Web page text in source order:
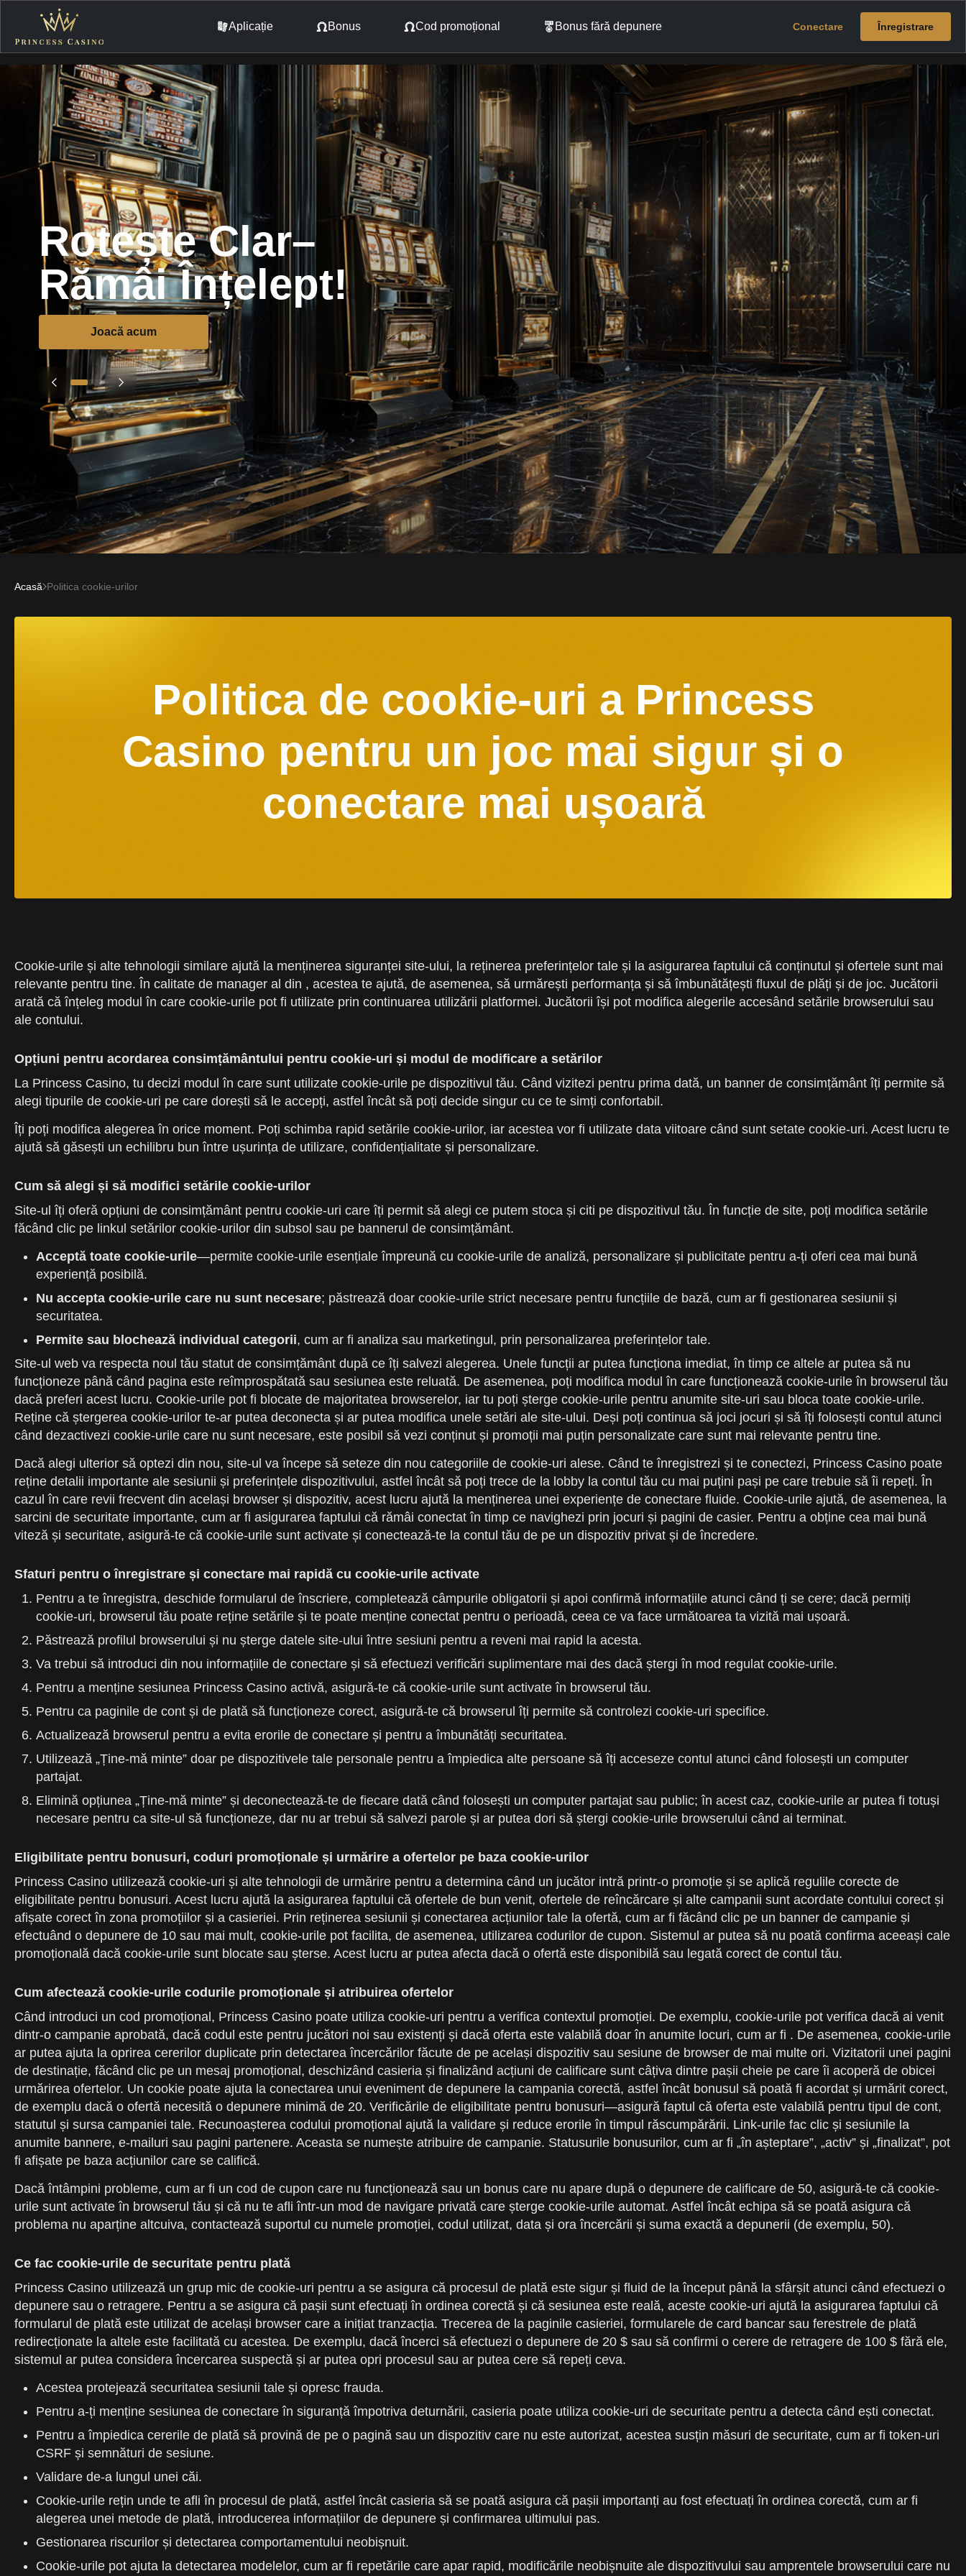
Aplicație Bonus Cod promoțional Bonus fără depunere Conectare Înregistrare
Rotește Clar–
Rămâi Înțelept!
Joacă acum
Acasă Politica cookie-urilor
Politica de cookie-uri a Princess
Casino pentru un joc mai sigur și o
conectare mai ușoară
Cookie-urile și alte tehnologii similare ajută la menținerea siguranței site-ului, la reținerea preferințelor tale și la asigurarea faptului că conținutul și ofertele sunt mai
relevante pentru tine. În calitate de manager al din , acestea te ajută, de asemenea, să urmărești performanța și să îmbunătățești fluxul de plăți și de joc. Jucătorii
arată că înțeleg modul în care cookie-urile pot fi utilizate prin continuarea utilizării platformei. Jucătorii își pot modifica alegerile accesând setările browserului sau
ale contului.
Opțiuni pentru acordarea consimțământului pentru cookie-uri și modul de modificare a setărilor
La Princess Casino, tu decizi modul în care sunt utilizate cookie-urile pe dispozitivul tău. Când vizitezi pentru prima dată, un banner de consimțământ îți permite să
alegi tipurile de cookie-uri pe care dorești să le accepți, astfel încât să poți decide singur cu ce te simți confortabil.
Îți poți modifica alegerea în orice moment. Poți schimba rapid setările cookie-urilor, iar acestea vor fi utilizate data viitoare când sunt setate cookie-uri. Acest lucru te
ajută să găsești un echilibru bun între ușurința de utilizare, confidențialitate și personalizare.
Cum să alegi și să modifici setările cookie-urilor
Site-ul îți oferă opțiuni de consimțământ pentru cookie-uri care îți permit să alegi ce putem stoca și citi pe dispozitivul tău. În funcție de site, poți modifica setările
făcând clic pe linkul setărilor cookie-urilor din subsol sau pe bannerul de consimțământ.
Acceptă toate cookie-urile—permite cookie-urile esențiale împreună cu cookie-urile de analiză, personalizare și publicitate pentru a-ți oferi cea mai bună
experiență posibilă.
Nu accepta cookie-urile care nu sunt necesare; păstrează doar cookie-urile strict necesare pentru funcțiile de bază, cum ar fi gestionarea sesiunii și
securitatea.
Permite sau blochează individual categorii, cum ar fi analiza sau marketingul, prin personalizarea preferințelor tale.
Site-ul web va respecta noul tău statut de consimțământ după ce îți salvezi alegerea. Unele funcții ar putea funcționa imediat, în timp ce altele ar putea să nu
funcționeze până când pagina este reîmprospătată sau sesiunea este reluată. De asemenea, poți modifica modul în care funcționează cookie-urile în browserul tău
dacă preferi acest lucru. Cookie-urile pot fi blocate de majoritatea browserelor, iar tu poți șterge cookie-urile pentru anumite site-uri sau bloca toate cookie-urile.
Reține că ștergerea cookie-urilor te-ar putea deconecta și ar putea modifica unele setări ale site-ului. Deși poți continua să joci jocuri și să îți folosești contul atunci
când dezactivezi cookie-urile care nu sunt necesare, este posibil să vezi conținut și promoții mai puțin personalizate care sunt mai relevante pentru tine.
Dacă alegi ulterior să optezi din nou, site-ul va începe să seteze din nou categoriile de cookie-uri alese. Când te înregistrezi și te conectezi, Princess Casino poate
reține detalii importante ale sesiunii și preferințele dispozitivului, astfel încât să poți trece de la lobby la contul tău cu mai puțini pași pe care trebuie să îi repeți. În
cazul în care revii frecvent din același browser și dispozitiv, acest lucru ajută la menținerea unei experiențe de conectare fluide. Cookie-urile ajută, de asemenea, la
sarcini de securitate importante, cum ar fi asigurarea faptului că rămâi conectat în timp ce navighezi prin jocuri și pagini de casier. Pentru a obține cea mai bună
viteză și securitate, asigură-te că cookie-urile sunt activate și conectează-te la contul tău de pe un dispozitiv privat și de încredere.
Sfaturi pentru o înregistrare și conectare mai rapidă cu cookie-urile activate
Pentru a te înregistra, deschide formularul de înscriere, completează câmpurile obligatorii și apoi confirmă informațiile atunci când ți se cere; dacă permiți
cookie-uri, browserul tău poate reține setările și te poate menține conectat pentru o perioadă, ceea ce va face următoarea ta vizită mai ușoară.
Păstrează profilul browserului și nu șterge datele site-ului între sesiuni pentru a reveni mai rapid la acesta.
Va trebui să introduci din nou informațiile de conectare și să efectuezi verificări suplimentare mai des dacă ștergi în mod regulat cookie-urile.
Pentru a menține sesiunea Princess Casino activă, asigură-te că cookie-urile sunt activate în browserul tău.
Pentru ca paginile de cont și de plată să funcționeze corect, asigură-te că browserul îți permite să controlezi cookie-uri specifice.
Actualizează browserul pentru a evita erorile de conectare și pentru a îmbunătăți securitatea.
Utilizează „Ține-mă minte” doar pe dispozitivele tale personale pentru a împiedica alte persoane să îți acceseze contul atunci când folosești un computer
partajat.
Elimină opțiunea „Ține-mă minte” și deconectează-te de fiecare dată când folosești un computer partajat sau public; în acest caz, cookie-urile ar putea fi totuși
necesare pentru ca site-ul să funcționeze, dar nu ar trebui să salvezi parole și ar putea dori să ștergi cookie-urile browserului când ai terminat.
Eligibilitate pentru bonusuri, coduri promoționale și urmărire a ofertelor pe baza cookie-urilor
Princess Casino utilizează cookie-uri și alte tehnologii de urmărire pentru a determina când un jucător intră printr-o promoție și se aplică regulile corecte de
eligibilitate pentru bonusuri. Acest lucru ajută la asigurarea faptului că ofertele de bun venit, ofertele de reîncărcare și alte campanii sunt acordate contului corect și
afișate corect în zona promoțiilor și a casieriei. Prin reținerea sesiunii și conectarea acțiunilor tale la ofertă, cum ar fi făcând clic pe un banner de campanie și
efectuând o depunere de 10 sau mai mult, cookie-urile pot facilita, de asemenea, utilizarea codurilor de cupon. Sistemul ar putea să nu poată confirma aceeași cale
promoțională dacă cookie-urile sunt blocate sau șterse. Acest lucru ar putea afecta dacă o ofertă este disponibilă sau legată corect de contul tău.
Cum afectează cookie-urile codurile promoționale și atribuirea ofertelor
Când introduci un cod promoțional, Princess Casino poate utiliza cookie-uri pentru a verifica contextul promoției. De exemplu, cookie-urile pot verifica dacă ai venit
dintr-o campanie aprobată, dacă codul este pentru jucători noi sau existenți și dacă oferta este valabilă doar în anumite locuri, cum ar fi . De asemenea, cookie-urile
ar putea ajuta la oprirea cererilor duplicate prin detectarea încercărilor făcute de pe același dispozitiv sau sesiune de browser de mai multe ori. Vizitatorii unei pagini
de destinație, făcând clic pe un mesaj promoțional, deschizând casieria și finalizând acțiuni de calificare sunt câțiva dintre pașii cheie pe care îi acoperă de obicei
urmărirea ofertelor. Un cookie poate ajuta la conectarea unui eveniment de depunere la campania corectă, astfel încât bonusul să poată fi acordat și urmărit corect,
de exemplu dacă o ofertă necesită o depunere minimă de 20. Verificările de eligibilitate pentru bonusuri—asigură faptul că oferta este valabilă pentru tipul de cont,
statutul și sursa campaniei tale. Recunoașterea codului promoțional ajută la validare și reduce erorile în timpul răscumpărării. Link-urile fac clic și sesiunile la
anumite bannere, e-mailuri sau pagini partenere. Aceasta se numește atribuire de campanie. Statusurile bonusurilor, cum ar fi „în așteptare”, „activ” și „finalizat”, pot
fi afișate pe baza acțiunilor care se califică.
Dacă întâmpini probleme, cum ar fi un cod de cupon care nu funcționează sau un bonus care nu apare după o depunere de calificare de 50, asigură-te că cookie-
urile sunt activate în browserul tău și că nu te afli într-un mod de navigare privată care șterge cookie-urile automat. Astfel încât echipa să se poată asigura că
problema nu aparține altcuiva, contactează suportul cu numele promoției, codul utilizat, data și ora încercării și suma exactă a depunerii (de exemplu, 50).
Ce fac cookie-urile de securitate pentru plată
Princess Casino utilizează un grup mic de cookie-uri pentru a se asigura că procesul de plată este sigur și fluid de la început până la sfârșit atunci când efectuezi o
depunere sau o retragere. Pentru a se asigura că pașii sunt efectuați în ordinea corectă și că sesiunea este reală, aceste cookie-uri ajută la asigurarea faptului că
formularul de plată este utilizat de același browser care a inițiat tranzacția. Trecerea de la paginile casieriei, formularele de card bancar sau ferestrele de plată
redirecționate la altele este facilitată cu acestea. De exemplu, dacă încerci să efectuezi o depunere de 20 $ sau să confirmi o cerere de retragere de 100 $ fără ele,
sistemul ar putea considera încercarea suspectă și ar putea opri procesul sau ar putea cere să repeți ceva.
Acestea protejează securitatea sesiunii tale și opresc frauda.
Pentru a-ți menține sesiunea de conectare în siguranță împotriva deturnării, casieria poate utiliza cookie-uri de securitate pentru a detecta când ești conectat.
Pentru a împiedica cererile de plată să provină de pe o pagină sau un dispozitiv care nu este autorizat, acestea susțin măsuri de securitate, cum ar fi token-uri
CSRF și semnături de sesiune.
Validare de-a lungul unei căi.
Cookie-urile rețin unde te afli în procesul de plată, astfel încât casieria să se poată asigura că pașii importanți au fost efectuați în ordinea corectă, cum ar fi
alegerea unei metode de plată, introducerea informațiilor de depunere și confirmarea ultimului pas.
Gestionarea riscurilor și detectarea comportamentului neobișnuit.
Cookie-urile pot ajuta la detectarea modelelor, cum ar fi repetările care apar rapid, modificările neobișnuite ale dispozitivului sau amprentele browserului care nu